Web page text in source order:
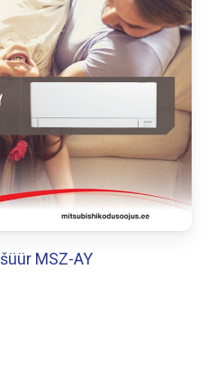
MSZ-AY